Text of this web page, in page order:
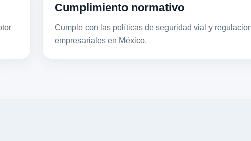
Cumplimiento normativo
Cumple con las políticas de seguridad vial y
empresariales en México.